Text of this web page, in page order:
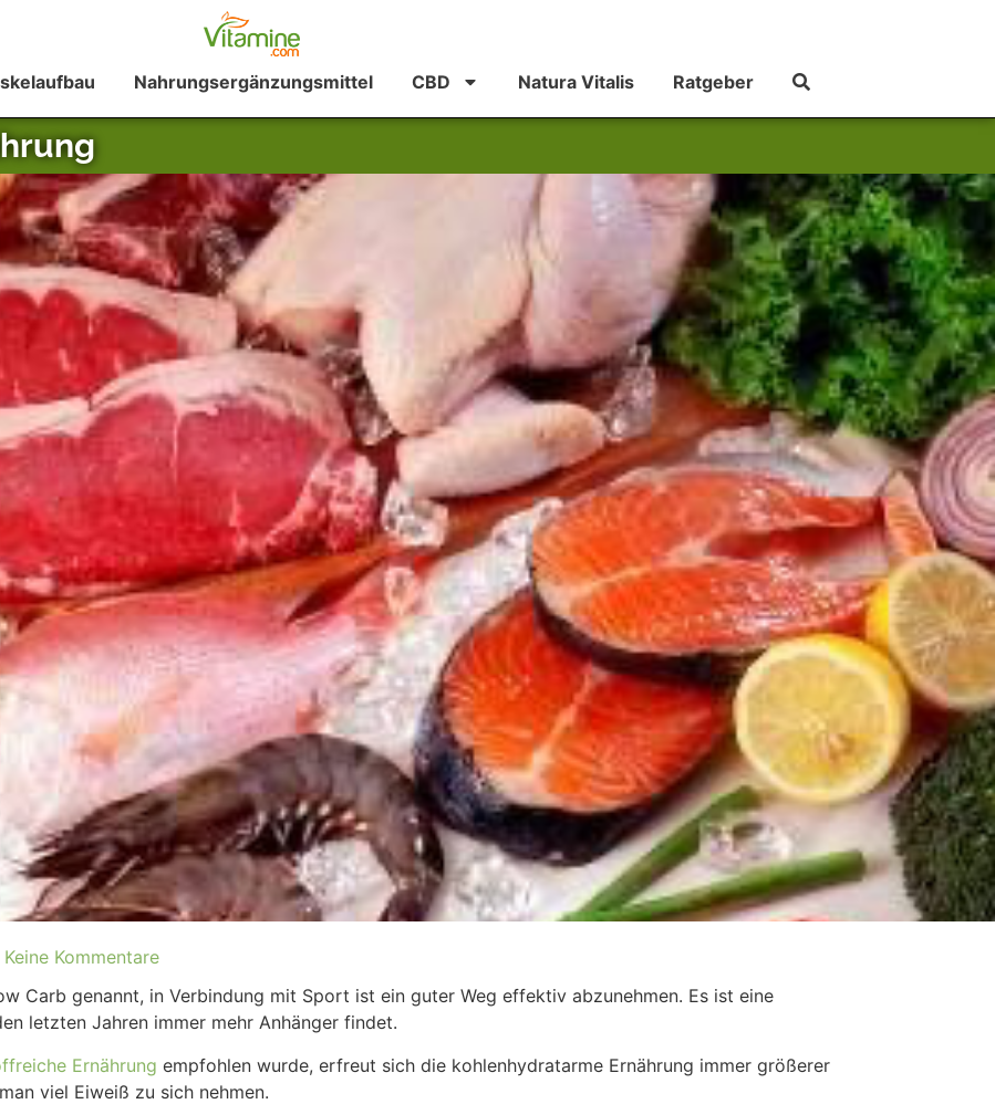
Nahrungsergänzungsmittel CBD Natura Vitalis Ratgeber
Keine Kommentare
Carb genannt, in Verbindung mit Sport ist ein guter Weg effektiv abzunehmen. Es ist eine
letzten Jahren immer mehr Anhänger findet.
Ernährung empfohlen wurde, erfreut sich die kohlenhydratarme Ernährung immer größerer
viel Eiweiß zu sich nehmen.